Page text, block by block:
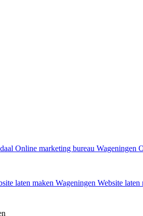
Online marketing bureau Wageningen
laten maken Wageningen Website laten